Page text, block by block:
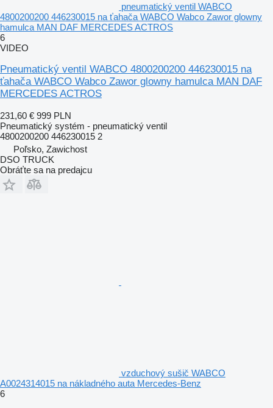
pneumatický ventil WABCO
4800200200 446230015 na ťahača WABCO Wabco Zawor glowny
hamulca MAN DAF MERCEDES ACTROS
6
VIDEO
Pneumatický ventil WABCO 4800200200 446230015 na
ťahača WABCO Wabco Zawor glowny hamulca MAN DAF
MERCEDES ACTROS
231,60 € 999 PLN
Pneumatický systém - pneumatický ventil
4800200200 446230015 2
Poľsko, Zawichost
DSO TRUCK
Obráťte sa na predajcu
vzduchový sušič WABCO
A0024314015 na nákladného auta Mercedes-Benz
6